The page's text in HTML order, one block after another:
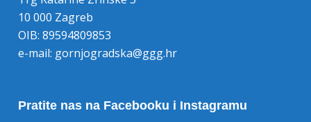
10 000 Zagreb
OIB: 89594809853
e-mail: gornjogradska@ggg.hr
Pratite nas na Facebooku i Instagramu